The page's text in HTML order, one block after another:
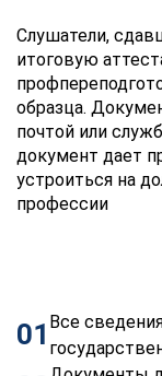
Слушатели,
итоговую
образца.
почтой или
документ дает
устроиться на
профессии
01 Все